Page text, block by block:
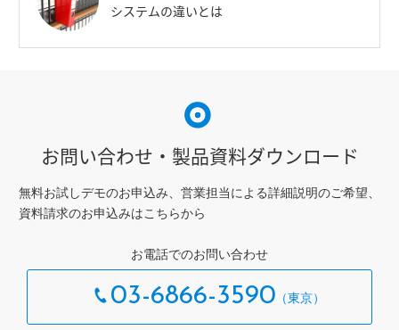
システムの違いとは
お問い合わせ・製品資料ダウンロード
無料お試しデモのお申込み、営業担当による詳細説明のご希望、
資料請求のお申込みはこちらから
お電話でのお問い合わせ
03-6866-3590